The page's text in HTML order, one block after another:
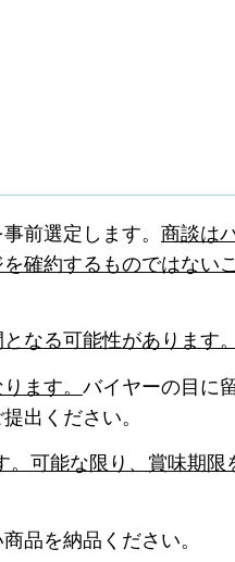
前選定します。 商談は
確約するものではない
なる可能性があります
ます。 バイヤーの目に
出ください。
。可能な限り、賞味期限
品を納品ください。